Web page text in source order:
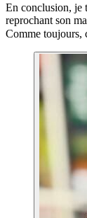
En conclusion, je
reprochant son
Comme toujours,